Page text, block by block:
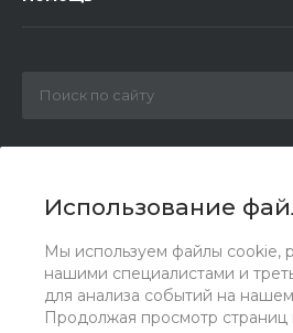
Использование
Мы используем файлы cookie,
нашими специалистами и
для анализа событий на
Продолжая просмотр страниц
г. Челябинск, ул.